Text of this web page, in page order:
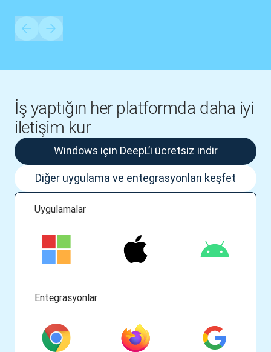
İş yaptığın her platformda daha iyi
iletişim kur
Uygulamalar
Entegrasyonlar
Windows için DeepL’i ücretsiz indir
Diğer uygulama ve entegrasyonları keşfet